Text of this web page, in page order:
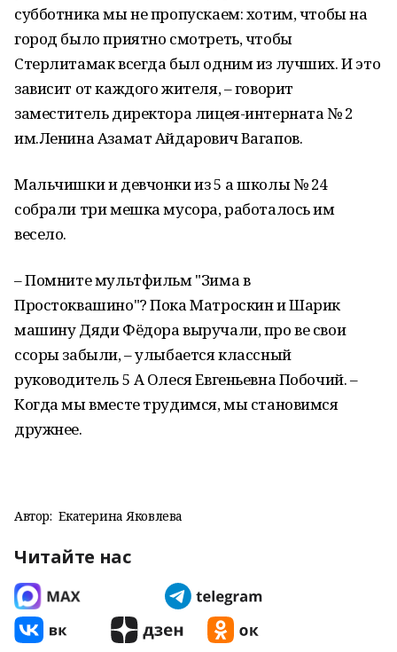
субботника мы не пропускаем: хотим, чтобы на
город было приятно смотреть, чтобы
Стерлитамак всегда был одним из лучших. И это
зависит от каждого жителя, – говорит
заместитель директора лицея-интерната № 2
им.Ленина Азамат Айдарович Вагапов.
Мальчишки и девчонки из 5 а школы № 24
собрали три мешка мусора, работалось им
весело.
– Помните мультфильм "Зима в
Простоквашино"? Пока Матроскин и Шарик
машину Дяди Фёдора выручали, про ве свои
ссоры забыли, – улыбается классный
руководитель 5 А Олеся Евгеньевна Побочий. –
Когда мы вместе трудимся, мы становимся
дружнее.
Автор: Екатерина Яковлева
Читайте нас